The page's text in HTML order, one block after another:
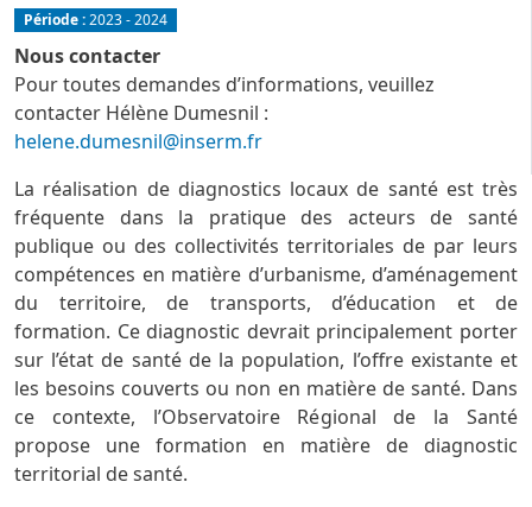
Période :2023 - 2024
Nous contacter
Pour toutes demandes d’informations, veuillez
contacter Hélène Dumesnil :
helene.dumesnil@inserm.fr
La réalisation de diagnostics locaux de santé est très
fréquente dans la pratique des acteurs de santé
publique ou des collectivités territoriales de par leurs
compétences en matière d’urbanisme, d’aménagement
du territoire, de transports, d’éducation et de
formation. Ce diagnostic devrait principalement porter
sur l’état de santé de la population, l’offre existante et
les besoins couverts ou non en matière de santé. Dans
ce contexte, l’Observatoire Régional de la Santé
propose une formation en matière de diagnostic
territorial de santé.